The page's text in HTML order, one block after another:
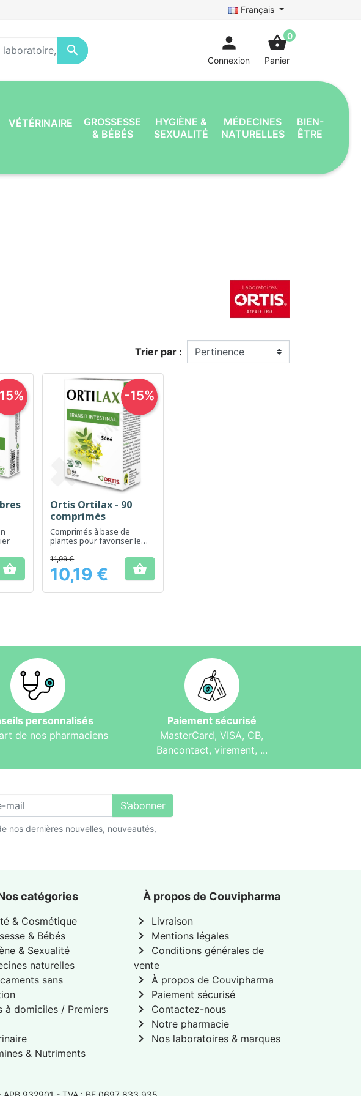
Français
 person
Connexion
shopping_basket0
Panier
VÉTÉRINAIRE
GROSSESSE
& BÉBÉS
HYGIÈNE &
SEXUALITÉ
MÉDECINES
NATURELLES
BIEN-
ÊTRE
Trier par :

 Aperçu rapide
Ortis Ortilax - 90
comprimés
Comprimés à base de
plantes pour favoriser le
Prix
11,99 €
10,19 € 
-15%
personnalisés
de nos pharmaciens
Paiement sécurisé
MasterCard, VISA, CB,
Bancontact, virement, ...
S’abonner
nos dernières nouvelles, nouveautés,
catégories
& Cosmétique
& Bébés
& Sexualité
naturelles
sans
à domiciles / Premiers
& Nutriments
À propos de Couvipharma
chevron_right Livraison
chevron_right Mentions légales
chevron_right
Conditions générales de
vente
chevron_right À propos de Couvipharma
chevron_right Paiement sécurisé
chevron_right Contactez-nous
chevron_right Notre pharmacie
chevron_right Nos laboratoires & marques